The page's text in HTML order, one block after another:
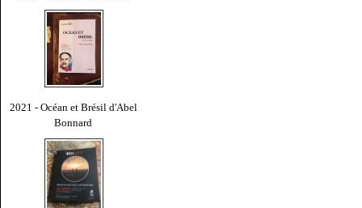
2021 - Océan et Brésil d'Abel
Bonnard